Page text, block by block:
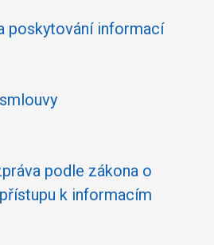
poskytování informací
podle zákona o
k informacím